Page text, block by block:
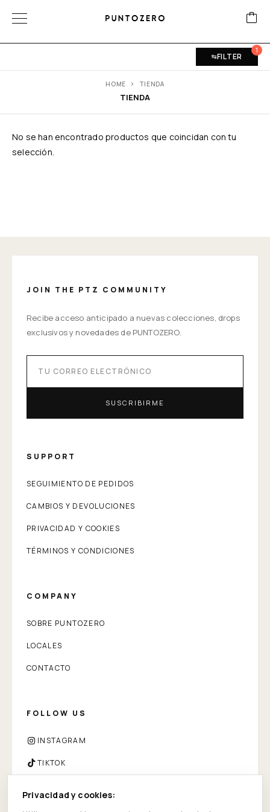
FILTER
1
TIENDA
HOME TIENDA
No se han encontrado productos que coincidan con tu
selección.
JOIN THE PTZ COMMUNITY
Recibe acceso anticipado a nuevas colecciones, drops
exclusivos y novedades de PUNTOZERO.
SUSCRIBIRME
SUPPORT
SEGUIMIENTO DE PEDIDOS
CAMBIOS Y DEVOLUCIONES
PRIVACIDAD Y COOKIES
TÉRMINOS Y CONDICIONES
COMPANY
SOBRE PUNTOZERO
LOCALES
CONTACTO
FOLLOW US
INSTAGRAM
TIKTOK
Privacidad y cookies: